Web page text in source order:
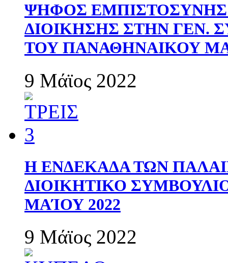
ΨΗΦΟΣ
ΔΙΟΙΚΗΣΗΣ ΣΤΗΝ ΓΕΝ.
ΤΟΥ ΠΑΝΑΘΗΝΑΙΚΟΥ
9 Μάϊος 2022
Η ΕΝΔΕΚΑΔΑ ΤΩΝ
ΔΙΟΙΚΗΤΙΚΟ
ΜΑΊΟΥ 2022
9 Μάϊος 2022